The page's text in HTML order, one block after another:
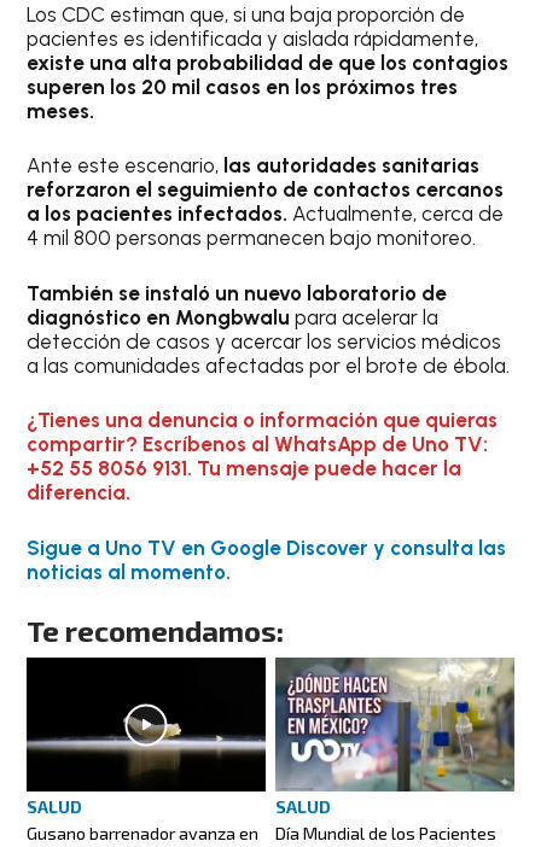
Los CDC estiman que, si una baja proporción de
pacientes es identificada y aislada rápidamente,
existe una alta probabilidad de que los contagios
superen los 20 mil casos en los próximos tres
meses.
Ante este escenario, las autoridades sanitarias
reforzaron el seguimiento de contactos cercanos
a los pacientes infectados.Actualmente, cerca de
4 mil 800 personas permanecen bajo monitoreo.
También se instaló un nuevo laboratorio de
diagnóstico en Mongbwalu para acelerar la
detección de casos y acercar los servicios médicos
a las comunidades afectadas por el brote de ébola.
¿Tienes una denuncia o información que quieras
compartir? Escríbenos al WhatsApp de Uno TV:
+52 55 8056 9131. Tu mensaje puede hacer la
diferencia.
Sigue a Uno TV en Google Discover y consulta las
noticias al momento.
Te recomendamos:
SALUD
Gusano barrenador avanza en
SALUD
Día Mundial de los Pacientes